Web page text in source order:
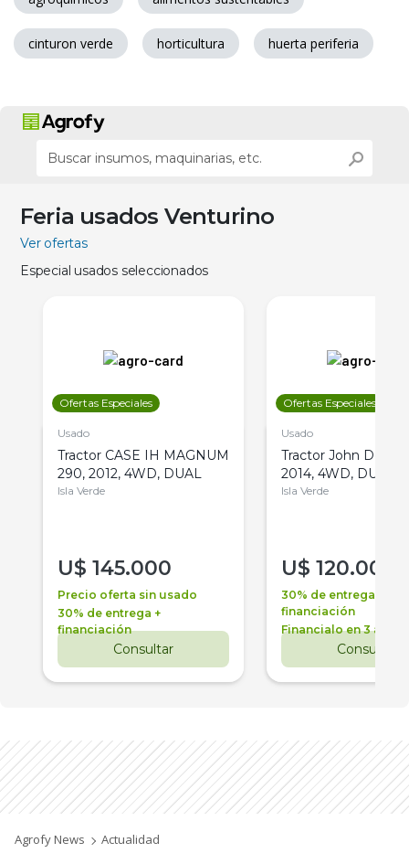
cinturon verde horticultura huerta periferia
Feria usados Venturino
Ver ofertas
Especial usados seleccionados
Ofertas Especiales
Usado
Tractor CASE IH MAGNUM
290, 2012, 4WD, DUAL
Isla Verde
U$ 145.000
Precio oferta sin usado
30% de entrega +
financiación
Consultar
Ofertas Especiales
Usado
Tractor John Deere
2014, 4WD, DUAL
Isla Verde
U$ 120.000
30% de entrega +
financiación
Financialo en 3 años
Consultar
Agrofy News Actualidad